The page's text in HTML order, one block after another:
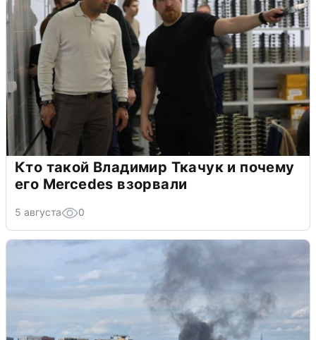
Кто такой Владимир Ткачук и почему
его Mercedes взорвали
5 августа 0